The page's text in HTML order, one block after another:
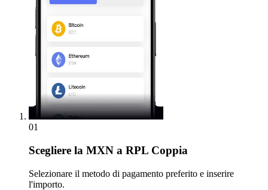
01
Scegliere la MXN a RPL Coppia
Selezionare il metodo di pagamento preferito e inserire
l'importo.